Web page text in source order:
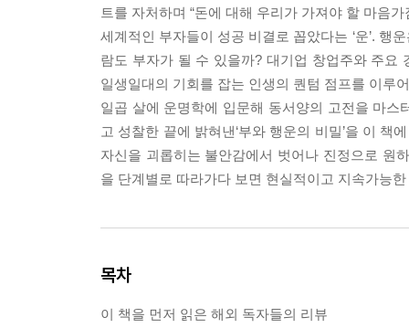
트를 자처하며 “돈에 대해 우리가 가져야 할 마음
세계적인 부자들이 성공 비결로 꼽았다는 ‘운’. 행
람도 부자가 될 수 있을까? 대기업 창업주와 주요
일생일대의 기회를 잡는 인생의 퀀텀 점프를 이루어
일곱 살에 운명학에 입문해 동서양의 고전을 마
고 성찰한 끝에 밝혀낸ㅤ‘부와 행운의 비밀’을 이
자신을 괴롭히는 불안감에서 벗어나 진정으로 원
을 단계별로 따라가다 보면 현실적이고 지속가능
목차
이 책을 먼저 읽은 해외 독자들의 리뷰